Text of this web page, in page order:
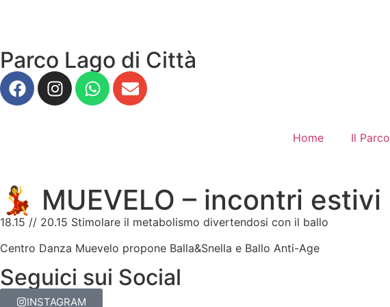
Parco Lago di Città
Home Il Parco
💃​ MUEVELO – incontri estivi
18.15 // 20.15 Stimolare il metabolismo divertendosi con il ballo
Centro Danza Muevelo propone Balla&Snella e Ballo Anti-Age
Seguici sui Social
INSTAGRAM